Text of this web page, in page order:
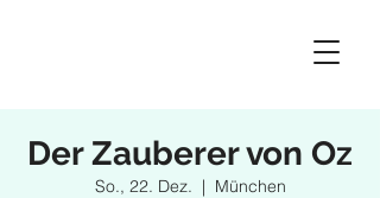
Der Zauberer von Oz
So., 22. Dez.
  |
München